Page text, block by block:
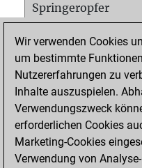
Springeropfer
Matt auf vollem
Bauer setzt Matt
Erstickte Matts
Türme auf der
Wir verwenden Cookies
um bestimmte
Nutzererfahrungen zu
Inhalte auszuspielen.
Verwendungszweck
erforderlichen Cookies
Marketing-Cookies
Verwendung von